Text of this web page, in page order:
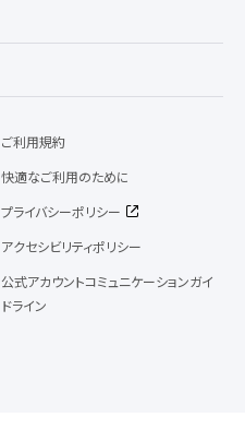
ご利用規約
快適なご利用のために
プライバシーポリシー
アクセシビリティポリシー
公式アカウントコミュニケーションガイ
ドライン